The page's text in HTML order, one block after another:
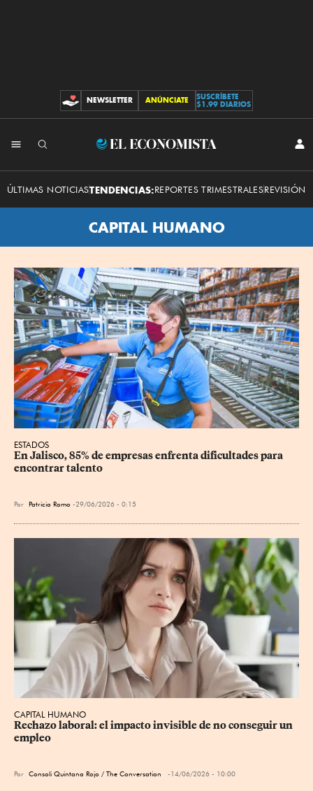
CONTRIBUCIONES
NEWSLETTER ANÚNCIATE
SUSCRÍBETE
$1.99 DIARIOS
El
Economista
ÚLTIMAS NOTICIASTENDENCIAS:REPORTES TRIMESTRALESREVISIÓN
CAPITAL HUMANO
ESTADOS
En Jalisco, 85% de empresas enfrenta dificultades para
encontrar talento
Por Patricia Romo 29/06/2026 - 0:15
CAPITAL HUMANO
Rechazo laboral: el impacto invisible de no conseguir un
empleo
Por Consoli Quintana Rojo / The Conversation 14/06/2026 - 10:00